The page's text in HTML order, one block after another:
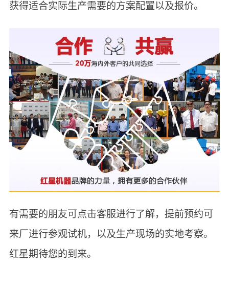
获得适合实际生产需要的方案配置以及报价。
有需要的朋友可点击客服进行了解，提前预约可
来厂进行参观试机，以及生产现场的实地考察。
红星期待您的到来。